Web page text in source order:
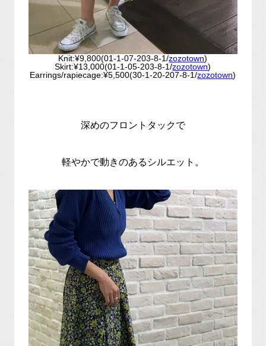
Knit:¥9,800(01-1-07-203-8-1/zozotown)
Skirt:¥13,000(01-1-05-203-8-1/zozotown)
Earrings/rapiecage:¥5,500(30-1-20-207-8-1/zozotown)
深めのフロントタックで
軽やかで動きのあるシルエット。